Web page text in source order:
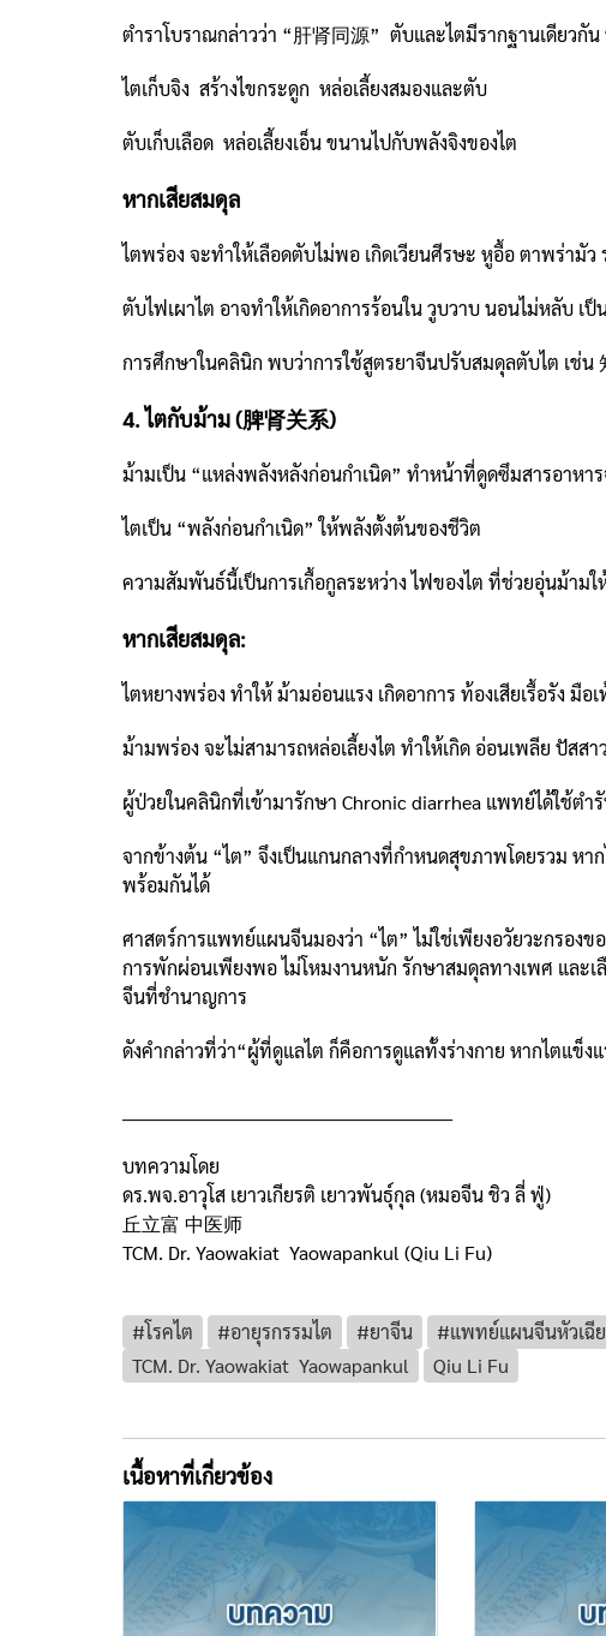
ตำราโบราณกล่าวว่า “肝肾同源” ตับและไตมีรากฐานเดียวกั
ไตเก็บจิง สร้างไขกระดูก หล่อเลี้ยงสมองและตับ
ตับเก็บเลือด หล่อเลี้ยงเอ็น ขนานไปกับพลังจิงของไต
หากเสียสมดุล
ไตพร่อง จะทำให้เลือดตับไม่พอ เกิดเวียนศีรษะ หูอื้อ ตาพร่ามัว
ตับไฟเผาไต อาจทำให้เกิดอาการร้อนใน วูบวาบ นอนไม่หลับ เป็
การศึกษาในคลินิก พบว่าการใช้สูตรยาจีนปรับสมดุลตับไต เช่น
4. ไตกับม้าม (脾肾关系)
ม้ามเป็น “แหล่งพลังหลังก่อนกำเนิด” ทำหน้าที่ดูดซึมสารอาหา
ไตเป็น “พลังก่อนกำเนิด” ให้พลังตั้งต้นของชีวิต
ความสัมพันธ์นี้เป็นการเกื้อกูลระหว่าง ไฟของไต ที่ช่วยอุ่นม้าม
หากเสียสมดุล:
ไตหยางพร่อง ทำให้ ม้ามอ่อนแรง เกิดอาการ ท้องเสียเรื้อรัง มือ
ม้ามพร่อง จะไม่สามารถหล่อเลี้ยงไต ทำให้เกิด อ่อนเพลีย ปัสส
ผู้ป่วยในคลินิกที่เข้ามารักษา Chronic diarrhea แพทย์ได้ใช้ต
จากข้างต้น “ไต” จึงเป็นแกนกลางที่กำหนดสุขภาพโดยรวม ห
พร้อมกันได้
ศาสตร์การแพทย์แผนจีนมองว่า “ไต” ไม่ใช่เพียงอวัยวะกรอง
การพักผ่อนเพียงพอ ไม่โหมงานหนัก รักษาสมดุลทางเพศ และเ
จีนที่ชำนาญการ
ดังคำกล่าวที่ว่า“ผู้ที่ดูแลไต ก็คือการดูแลทั้งร่างกาย หากไตแข็ง
บทความโดย
ดร.พจ.อาวุโส เยาวเกียรติ เยาวพันธุ์กุล (หมอจีน ชิว ลี่ ฟู่)
丘立富 中医师
TCM. Dr. Yaowakiat Yaowapankul (Qiu Li Fu)
#โรคไต #อายุรกรรมไต #ยาจีน #แพทย์แผนจีนหัวเฉี
TCM. Dr. Yaowakiat Yaowapankul
Qiu Li Fu
เนื้อหาที่เกี่ยวข้อง